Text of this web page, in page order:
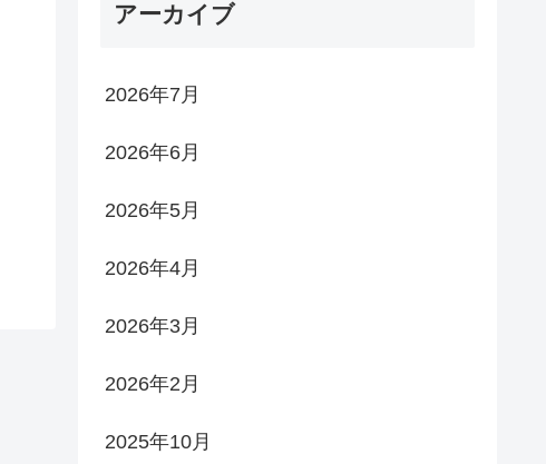
アーカイブ
2026年7月
2026年6月
2026年5月
2026年4月
2026年3月
2026年2月
2025年10月